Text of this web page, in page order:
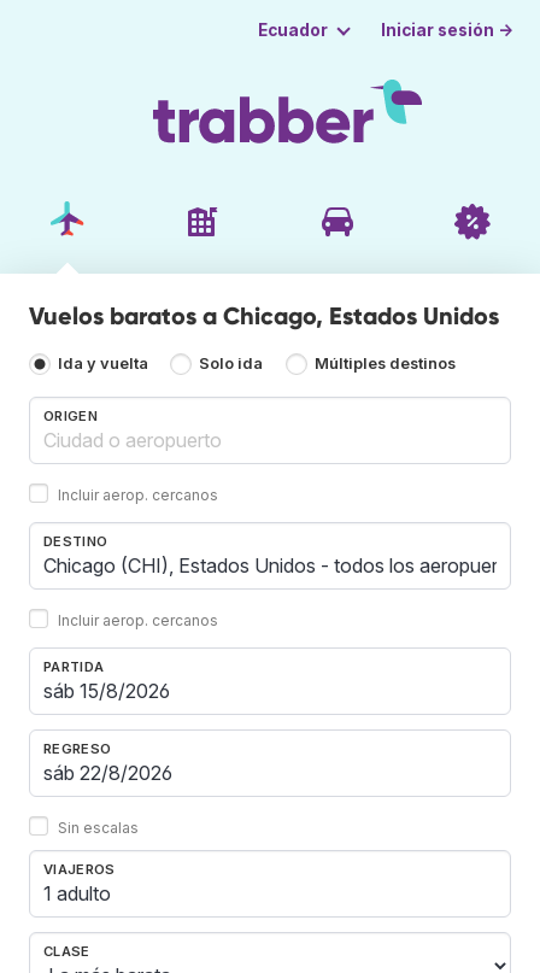
Ecuador Iniciar sesión →
Vuelos baratos a Chicago, Estados Unidos
Ida y vuelta Solo ida Múltiples destinos
ORIGEN
Incluir aerop. cercanos
DESTINO
Incluir aerop. cercanos
PARTIDA
REGRESO
Sin escalas
VIAJEROS
1 adulto
CLASE